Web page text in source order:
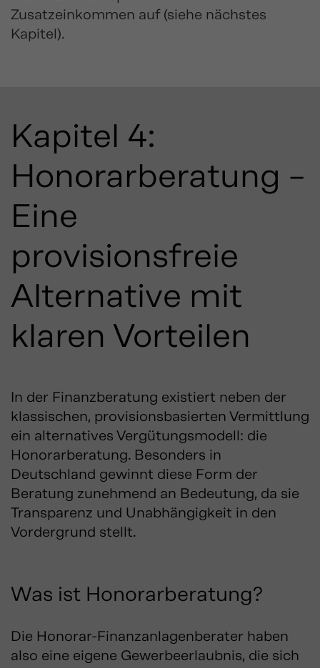
Zusatzeinkommen auf (siehe nächstes
Kapitel).
Kapitel 4:
Honorarberatung –
Eine
provisionsfreie
Alternative mit
klaren Vorteilen
In der Finanzberatung existiert neben der
klassischen, provisionsbasierten Vermittlung
ein alternatives Vergütungsmodell: die
Honorarberatung. Besonders in
Deutschland gewinnt diese Form der
Beratung zunehmend an Bedeutung, da sie
Transparenz und Unabhängigkeit in den
Vordergrund stellt.
Was ist Honorarberatung?
Die Honorar-Finanzanlagenberater haben
also eine eigene Gewerbeerlaubnis, die sich